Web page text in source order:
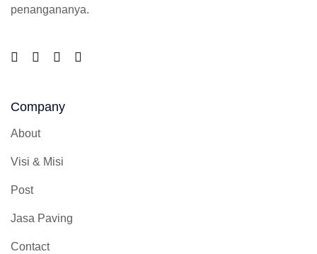
penangananya.
Company
About
Visi & Misi
Post
Jasa Paving
Contact